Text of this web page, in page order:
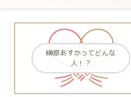
榊原あすかってどんな
人！？